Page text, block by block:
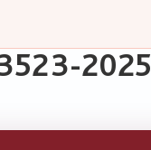
2025